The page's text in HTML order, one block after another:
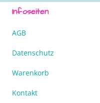
Infoseiten
AGB
Datenschutz
Warenkorb
Kontakt